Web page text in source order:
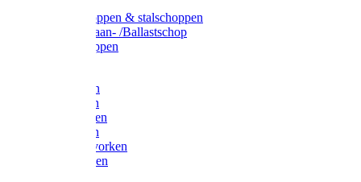
Ballastschoppen & stalschoppen
Slijtsrip Graan- /Ballastschop
Graanschoppen
Hooivorken
Mestvorken
Bietenvorken
Maisvorken
Aardappelvorken
Vijgenvorken